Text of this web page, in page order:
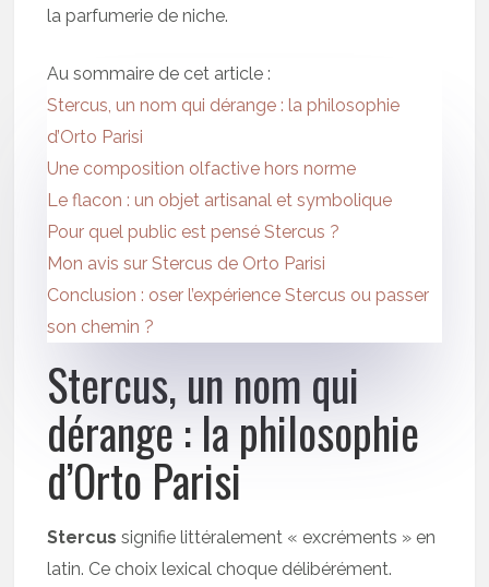
la parfumerie de niche.
Au sommaire de cet article :
Stercus, un nom qui dérange : la philosophie
d’Orto Parisi
Une composition olfactive hors norme
Le flacon : un objet artisanal et symbolique
Pour quel public est pensé Stercus ?
Mon avis sur Stercus de Orto Parisi
Conclusion : oser l’expérience Stercus ou passer
son chemin ?
Stercus, un nom qui
dérange : la philosophie
d’Orto Parisi
Stercus signifie littéralement « excréments » en
latin. Ce choix lexical choque délibérément.